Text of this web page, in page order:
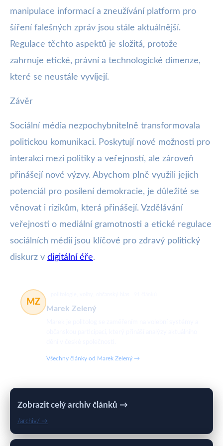
manipulace informací a zneužívání platform pro
šíření falešných zpráv jsou stále aktuálnější.
Regulace těchto aspektů je složitá, protože
zahrnuje etické, právní a technologické dimenze,
které se neustále vyvíjejí.
Závěr
Sociální média nezpochybnitelně transformovala
politickou komunikaci. Poskytují nové možnosti pro
interakci mezi politiky a veřejností, ale zároveň
přinášejí nové výzvy. Abychom plně využili jejich
potenciál pro posílení demokracie, je důležité se
věnovat i rizikům, která přinášejí. Vzdělávání
veřejnosti o mediální gramotnosti a etické regulace
sociálních médií jsou klíčové pro zdravý politický
diskurz v digitální éře.
MZ
Marek Zelený
Všechny články od Marek Zelený →
Zobrazit celý archiv článků →
/archiv/ →